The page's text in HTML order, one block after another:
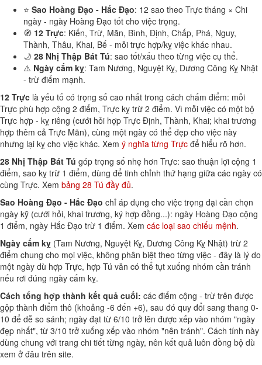
⭐ Sao Hoàng Đạo - Hắc Đạo: 12 sao theo Trực tháng × Chi
ngày - ngày Hoàng Đạo tốt cho việc trọng.
🧭 12 Trực: Kiến, Trừ, Mãn, Bình, Định, Chấp, Phá, Nguy,
Thành, Thâu, Khai, Bế - mỗi trực hợp/kỵ việc khác nhau.
🌙 28 Nhị Thập Bát Tú: sao tốt/xấu theo từng việc cụ thể.
⚠️ Ngày cấm kỵ: Tam Nương, Nguyệt Kỵ, Dương Công Kỵ Nhật
- trừ điểm mạnh.
12 Trực là yếu tố có trọng số cao nhất trong cách chấm điểm: mỗi
Trực phù hợp cộng 2 điểm, Trực kỵ trừ 2 điểm. Vì mỗi việc có một bộ
Trực hợp - kỵ riêng (cưới hỏi hợp Trực Định, Thành, Khai; khai trương
hợp thêm cả Trực Mãn), cùng một ngày có thể đẹp cho việc này
nhưng lại kỵ cho việc khác. Xem ý nghĩa từng Trực để hiểu rõ hơn.
28 Nhị Thập Bát Tú góp trọng số nhẹ hơn Trực: sao thuận lợi cộng 1
điểm, sao kỵ trừ 1 điểm, dùng để tinh chỉnh thứ hạng giữa các ngày có
cùng Trực. Xem bảng 28 Tú đầy đủ.
Sao Hoàng Đạo - Hắc Đạo chỉ áp dụng cho việc trọng đại cần chọn
ngày kỹ (cưới hỏi, khai trương, ký hợp đồng...): ngày Hoàng Đạo cộng
1 điểm, ngày Hắc Đạo trừ 1 điểm. Xem các loại sao chiếu mệnh.
Ngày cấm kỵ (Tam Nương, Nguyệt Kỵ, Dương Công Kỵ Nhật) trừ 2
điểm chung cho mọi việc, không phân biệt theo từng việc - đây là lý do
một ngày dù hợp Trực, hợp Tú vẫn có thể tụt xuống nhóm cần tránh
nếu rơi đúng ngày cấm kỵ.
Cách tổng hợp thành kết quả cuối: các điểm cộng - trừ trên được
gộp thành điểm thô (khoảng -6 đến +6), sau đó quy đổi sang thang 0-
10 để dễ so sánh; ngày đạt từ 6/10 trở lên được xếp vào nhóm "ngày
đẹp nhất", từ 3/10 trở xuống xếp vào nhóm "nên tránh". Cách tính này
dùng chung với trang chi tiết từng ngày, nên kết quả luôn đồng bộ dù
xem ở đâu trên site.